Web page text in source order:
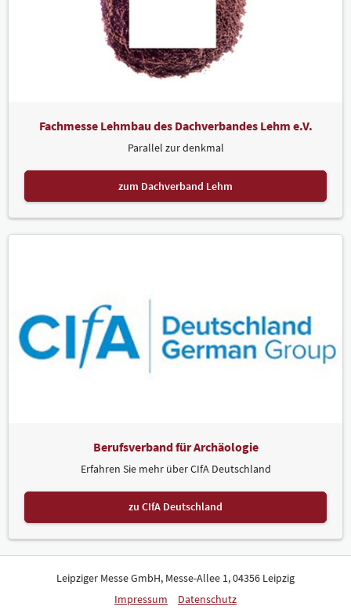
Fachmesse Lehmbau des Dachverbandes Lehm e.V.
Parallel zur denkmal
zum Dachverband Lehm
Berufsverband für Archäologie
Erfahren Sie mehr über CIfA Deutschland
zu CIfA Deutschland
Leipziger Messe GmbH, Messe-Allee 1, 04356 Leipzig
Impressum
Datenschutz